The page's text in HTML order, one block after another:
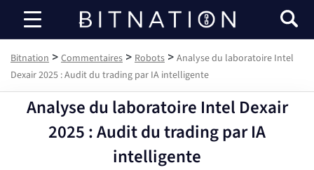
Bitnation
Bitnation > Commentaires > Robots > Analyse du laboratoire Intel
Dexair 2025 : Audit du trading par IA intelligente
Analyse du laboratoire Intel Dexair
2025 : Audit du trading par IA
intelligente